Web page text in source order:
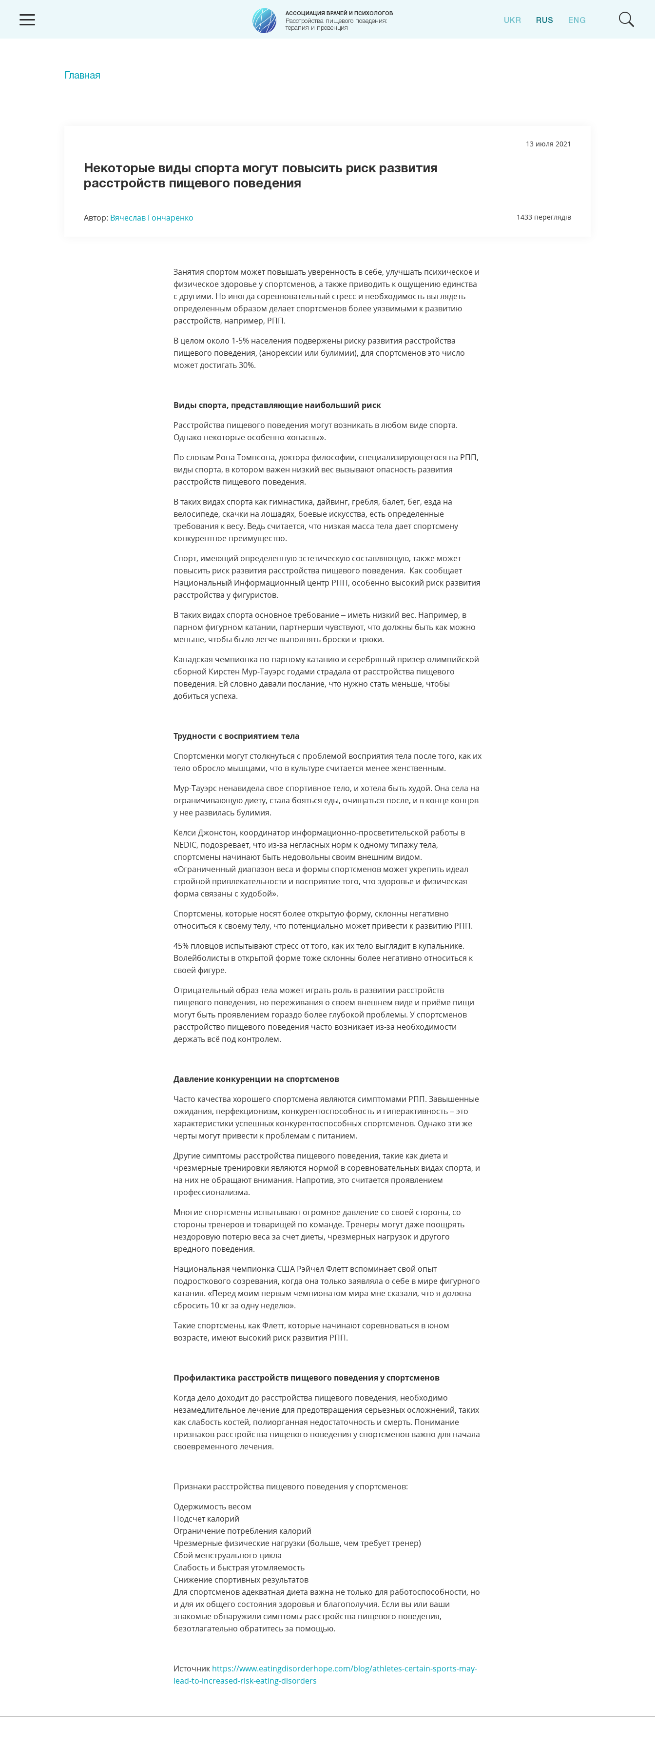
АССОЦИАЦИЯ ВРАЧЕЙ И ПСИХОЛОГОВ
Расстройства пищевого поведения:
терапия и превенция
UKR RUS ENG
Главная
13 июля 2021
Некоторые виды спорта могут повысить риск развития
расстройств пищевого поведения
Автор: Вячеслав Гончаренко 1433 переглядів
Занятия спортом может повышать уверенность в себе, улучшать психическое и
физическое здоровье у спортсменов, а также приводить к ощущению единства
с другими. Но иногда соревновательный стресс и необходимость выглядеть
определенным образом делает спортсменов более уязвимыми к развитию
расстройств, например, РПП.
В целом около 1-5% населения подвержены риску развития расстройства
пищевого поведения, (анорексии или булимии), для спортсменов это число
может достигать 30%.
Виды спорта, представляющие наибольший риск
Расстройства пищевого поведения могут возникать в любом виде спорта.
Однако некоторые особенно «опасны».
По словам Рона Томпсона, доктора философии, специализирующегося на РПП,
виды спорта, в котором важен низкий вес вызывают опасность развития
расстройств пищевого поведения.
В таких видах спорта как гимнастика, дайвинг, гребля, балет, бег, езда на
велосипеде, скачки на лошадях, боевые искусства, есть определенные
требования к весу. Ведь считается, что низкая масса тела дает спортсмену
конкурентное преимущество.
Спорт, имеющий определенную эстетическую составляющую, также может
повысить риск развития расстройства пищевого поведения. Как сообщает
Национальный Информационный центр РПП, особенно высокий риск развития
расстройства у фигуристов.
В таких видах спорта основное требование – иметь низкий вес. Например, в
парном фигурном катании, партнерши чувствуют, что должны быть как можно
меньше, чтобы было легче выполнять броски и трюки.
Канадская чемпионка по парному катанию и серебряный призер олимпийской
сборной Кирстен Мур-Тауэрс годами страдала от расстройства пищевого
поведения. Ей словно давали послание, что нужно стать меньше, чтобы
добиться успеха.
Трудности с восприятием тела
Спортсменки могут столкнуться с проблемой восприятия тела после того, как их
тело обросло мышцами, что в культуре считается менее женственным.
Мур-Тауэрс ненавидела свое спортивное тело, и хотела быть худой. Она села на
ограничивающую диету, стала бояться еды, очищаться после, и в конце концов
у нее развилась булимия.
Келси Джонстон, координатор информационно-просветительской работы в
NEDIC, подозревает, что из-за негласных норм к одному типажу тела,
спортсмены начинают быть недовольны своим внешним видом.
«Ограниченный диапазон веса и формы спортсменов может укрепить идеал
стройной привлекательности и восприятие того, что здоровье и физическая
форма связаны с худобой».
Спортсмены, которые носят более открытую форму, склонны негативно
относиться к своему телу, что потенциально может привести к развитию РПП.
45% пловцов испытывают стресс от того, как их тело выглядит в купальнике.
Волейболисты в открытой форме тоже склонны более негативно относиться к
своей фигуре.
Отрицательный образ тела может играть роль в развитии расстройств
пищевого поведения, но переживания о своем внешнем виде и приёме пищи
могут быть проявлением гораздо более глубокой проблемы. У спортсменов
расстройство пищевого поведения часто возникает из-за необходимости
держать всё под контролем.
Давление конкуренции на спортсменов
Часто качества хорошего спортсмена являются симптомами РПП. Завышенные
ожидания, перфекционизм, конкурентоспособность и гиперактивность – это
характеристики успешных конкурентоспособных спортсменов. Однако эти же
черты могут привести к проблемам с питанием.
Другие симптомы расстройства пищевого поведения, такие как диета и
чрезмерные тренировки являются нормой в соревновательных видах спорта, и
на них не обращают внимания. Напротив, это считается проявлением
профессионализма.
Многие спортсмены испытывают огромное давление со своей стороны, со
стороны тренеров и товарищей по команде. Тренеры могут даже поощрять
нездоровую потерю веса за счет диеты, чрезмерных нагрузок и другого
вредного поведения.
Национальная чемпионка США Рэйчел Флетт вспоминает свой опыт
подросткового созревания, когда она только заявляла о себе в мире фигурного
катания. «Перед моим первым чемпионатом мира мне сказали, что я должна
сбросить 10 кг за одну неделю».
Такие спортсмены, как Флетт, которые начинают соревноваться в юном
возрасте, имеют высокий риск развития РПП.
Профилактика расстройств пищевого поведения у спортсменов
Когда дело доходит до расстройства пищевого поведения, необходимо
незамедлительное лечение для предотвращения серьезных осложнений, таких
как слабость костей, полиорганная недостаточность и смерть. Понимание
признаков расстройства пищевого поведения у спортсменов важно для начала
своевременного лечения.
Признаки расстройства пищевого поведения у спортсменов:
Одержимость весом
Подсчет калорий
Ограничение потребления калорий
Чрезмерные физические нагрузки (больше, чем требует тренер)
Сбой менструального цикла
Слабость и быстрая утомляемость
Снижение спортивных результатов
Для спортсменов адекватная диета важна не только для работоспособности, но
и для их общего состояния здоровья и благополучия. Если вы или ваши
знакомые обнаружили симптомы расстройства пищевого поведения,
безотлагательно обратитесь за помощью.
Источник https://www.eatingdisorderhope.com/blog/athletes-certain-sports-may-
lead-to-increased-risk-eating-disorders